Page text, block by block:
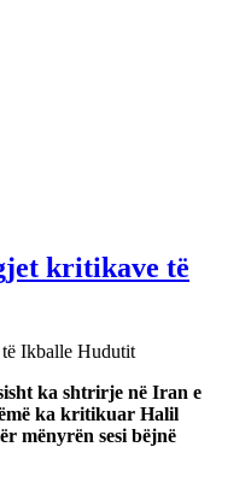
kritikave të
ka shtrirje në Iran e
ka kritikuar Halil
mënyrën sesi bëjnë